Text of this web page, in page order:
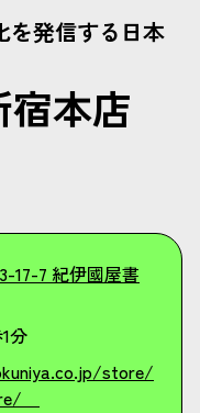
発信する日本
本店
17-7 紀伊國屋書
分
store/